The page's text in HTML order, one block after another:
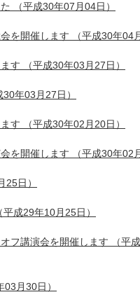
（平成30年07月04日）
を開催します （平成30年04
す （平成30年03月27日）
30年03月27日）
す （平成30年02月20日）
を開催します （平成30年02
25日）
平成29年10月25日）
フ講演会を開催します （平
03月30日）